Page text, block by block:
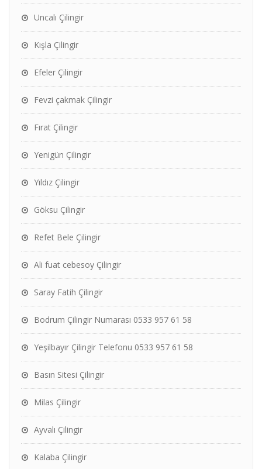
Uncalı Çilingir
Kışla Çilingir
Efeler Çilingir
Fevzi çakmak Çilingir
Fırat Çilingir
Yenigün Çilingir
Yıldız Çilingir
Göksu Çilingir
Refet Bele Çilingir
Ali fuat cebesoy Çilingir
Saray Fatih Çilingir
Bodrum Çilingir Numarası 0533 957 61 58
Yeşilbayır Çilingir Telefonu 0533 957 61 58
Basın Sitesi Çilingir
Milas Çilingir
Ayvalı Çilingir
Kalaba Çilingir